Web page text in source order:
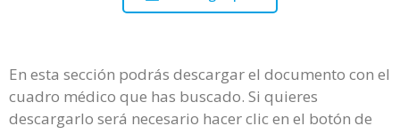
En esta sección podrás descargar el documento con el
cuadro médico que has buscado. Si quieres
descargarlo será necesario hacer clic en el botón de